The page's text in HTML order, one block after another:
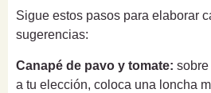
Sigue estos pasos para elaborar
sugerencias:
Canapé de pavo y tomate:
a tu elección, coloca una loncha